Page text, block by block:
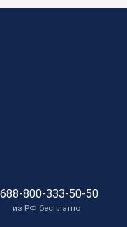
8-800-333-50-50
из РФ бесплатно